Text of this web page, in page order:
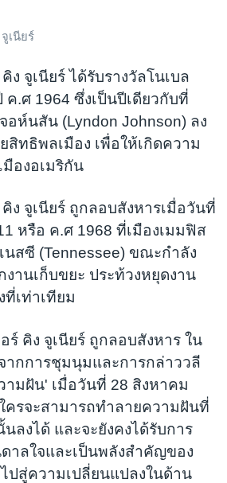
เนียร์
ง จูเนียร์ ได้รับรางวัลโนเบล
.ศ 1964 ซึ่งเป็นปีเดียวกับที่
ห์นสัน (Lyndon Johnson) ลง
สิทธิพลเมือง เพื่อให้เกิดความ
องอเมริกัน
ง จูเนียร์ ถูกลอบสังหารเมื่อวันที่
หรือ ค.ศ 1968 ที่เมืองเมมฟิส
นสซี (Tennessee) ขณะกำลัง
านเก็บขยะ ประท้วงหยุดงาน
ที่เท่าเทียม
ร์ คิง จูเนียร์ ถูกลอบสังหาร ใน
ากการชุมนุมและการกล่าววลี
ามฝัน' เมื่อวันที่ 28 สิงหาคม
ครจะสามารถทำลายความฝันที่
ลงได้ และจะยังคงได้รับการ
าลใจและเป็นพลังสำคัญของ
ปสู่ความเปลี่ยนแปลงในด้าน